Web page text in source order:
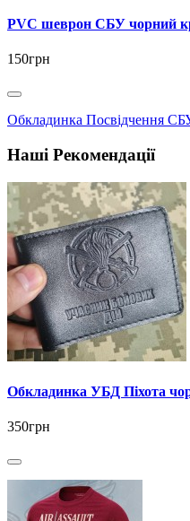
PVC шеврон СБУ чорний
150грн
Обкладинка Посвідчення
Наші Рекомендації
Обкладинка УБД Піхота
350грн